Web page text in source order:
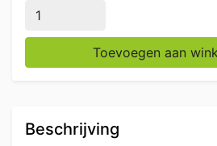
RVS Soeppan Kookpan Pan
Toevoegen aan
Beschrijving